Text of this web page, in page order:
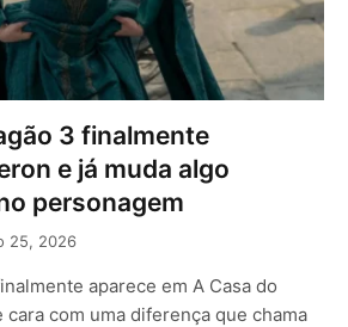
3 finalmente
e já muda algo
personagem
25, 2026
aparece em A Casa do
com uma diferença que chama